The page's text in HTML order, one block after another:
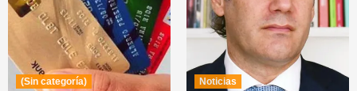
(Sin categoría) Noticias